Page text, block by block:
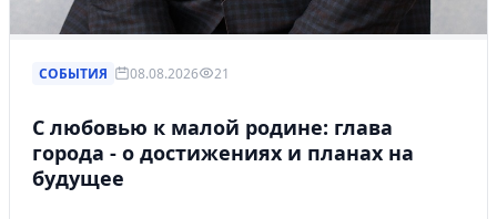
СОБЫТИЯ 08.08.2026 21
С любовью к малой родине: глава
города - о достижениях и планах на
будущее